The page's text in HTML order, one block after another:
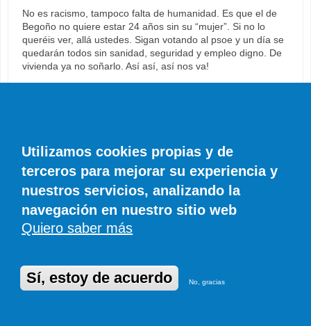
No es racismo, tampoco falta de humanidad. Es que el de
Begoño no quiere estar 24 años sin su “mujer”. Si no lo
queréis ver, allá ustedes. Sigan votando al psoe y un día se
quedarán todos sin sanidad, seguridad y empleo digno. De
vivienda ya no soñarlo. Así así, así nos va!
Comentario*
Utilizamos cookies propias y de
terceros para mejorar su experiencia y
nuestros servicios, analizando la
navegación en nuestro sitio web
Quiero saber más
Sí, estoy de acuerdo No, gracias